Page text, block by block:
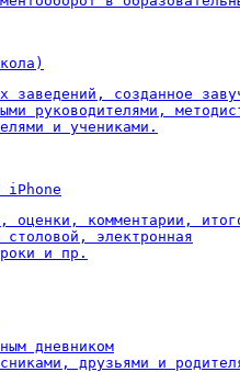
заведений, созданное
руководителями,
и учениками.
iPhone
оценки, комментарии,
электронная
и пр.
дневником
друзьями и